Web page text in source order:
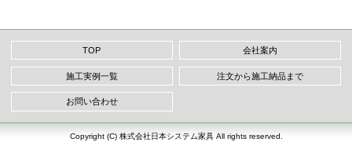
TOP 会社案内
施工実例一覧 注文から施工納品まで
お問い合わせ
Copyright (C) 株式会社日本システム家具 All rights reserved.